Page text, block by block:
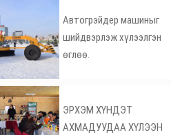
Автогрэйдер машиныг
шийдвэрлэж хүлээлгэн
өглөө.
ЭРХЭМ ХҮНДЭТ
АХМАДУУДАА ХҮЛЭЭН